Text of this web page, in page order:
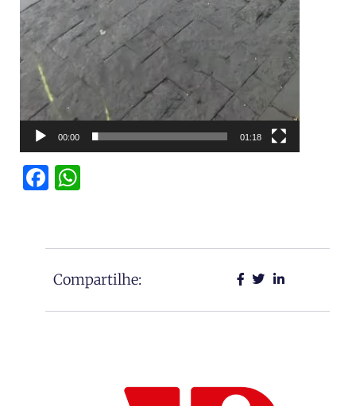
00:00 01:18
Facebook
Compartilhe: